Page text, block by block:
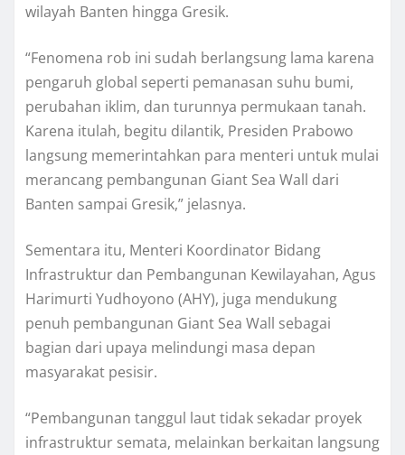
wilayah Banten hingga Gresik.
“Fenomena rob ini sudah berlangsung lama karena
pengaruh global seperti pemanasan suhu bumi,
perubahan iklim, dan turunnya permukaan tanah.
Karena itulah, begitu dilantik, Presiden Prabowo
langsung memerintahkan para menteri untuk mulai
merancang pembangunan Giant Sea Wall dari
Banten sampai Gresik,” jelasnya.
Sementara itu, Menteri Koordinator Bidang
Infrastruktur dan Pembangunan Kewilayahan, Agus
Harimurti Yudhoyono (AHY), juga mendukung
penuh pembangunan Giant Sea Wall sebagai
bagian dari upaya melindungi masa depan
masyarakat pesisir.
“Pembangunan tanggul laut tidak sekadar proyek
infrastruktur semata, melainkan berkaitan langsung